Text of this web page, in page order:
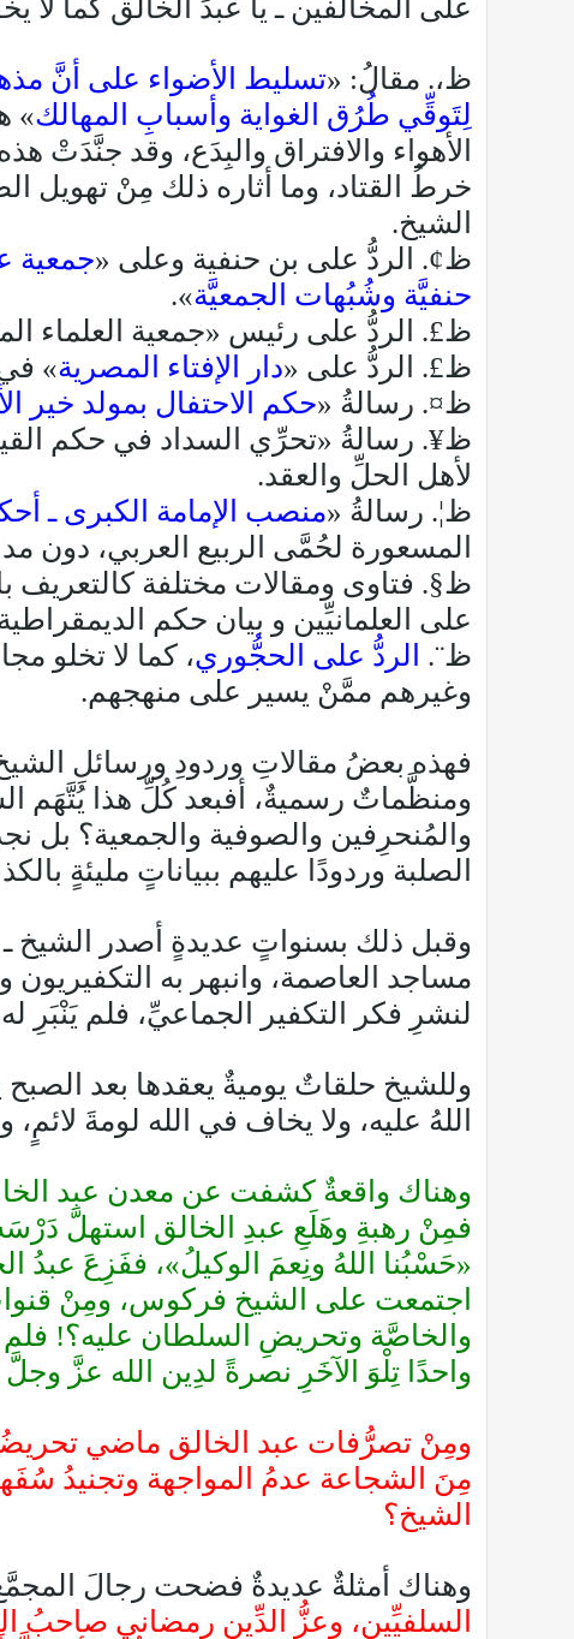
على المخالفين ـ يا عبدَ الخالق كما لا
ظ،. مقالُ: «تسليط الأضواء على أنَّ
لِتَوقِّي طُرُق الغواية وأسبابِ المهالك»
الأهواء والافتراق والبِدَع، وقد جنَّدَتْ
خرطُ القتاد، وما أثاره ذلك مِنْ تهويل
الشيخ.
ظ¢. الردُّ على بن حنفية وعلى «جمعية
حنفيَّة وشُبُهات الجمعيَّة».
ظ£. الردُّ على رئيس «جمعية العلماء
ظ£. الردُّ على «دار الإفتاء المصرية»
ظ¤. رسالةُ «حكم الاحتفال بمولد خير
ظ¥. رسالةُ «تحرِّي السداد في حكم
لأهل الحلِّ والعقد.
ظ¦. رسالةُ «منصب الإمامة الكبرى ـ
المسعورة لحُمَّى الربيع العربي، دون
ظ§. فتاوى ومقالات مختلفة كالتعريف
على العلمانيِّين و بيان حكم
ظ¨. الردُّ على الحجُّوري، كما لا تخلو
وغيرهم ممَّنْ يسير على منهجهم.
فهذه بعضُ مقالاتِ وردودِ ورسائلِ
ومنظَّماتٌ رسميةٌ، أفبعد كُلِّ هذا يُتَّهَم
والمُنحرِفين والصوفية والجمعية؟ بل
الصلبة وردودًا عليهم ببياناتٍ مليئةٍ
وقبل ذلك بسنواتٍ عديدةٍ أصدر الشيخ
مساجد العاصمة، وانبهر به
لنشرِ فكر التكفير الجماعيِّ، فلم يَنْبَرِ
وللشيخ حلقاتٌ يوميةٌ يعقدها بعد
اللهُ عليه، ولا يخاف في الله لومةَ
وهناك واقعةٌ كشفت عن معدن عبد
فمِنْ رهبةِ وهَلَعِ عبدِ الخالق استهلَّ
«حَسْبُنا اللهُ ونِعمَ الوكيلُ»، ففَزِعَ عبدُ
اجتمعت على الشيخ فركوس، ومِنْ
والخاصَّة وتحريضِ السلطان عليه؟! فلم
واحدًا تِلْوَ الآخَرِ نصرةً لدِين الله عزَّ
ومِنْ تصرُّفات عبد الخالق ماضي تحريضُه
مِنَ الشجاعة عدمُ المواجهة وتجنيدُ
الشيخ؟
وهناك أمثلةٌ عديدةٌ فضحت رجالَ
السلفيِّين، وعزُّ الدِّين رمضاني صاحبُ